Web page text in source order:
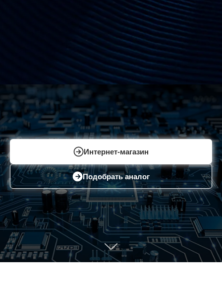
Интернет-магазин
Подобрать аналог